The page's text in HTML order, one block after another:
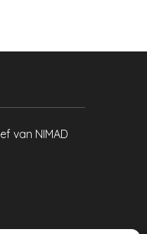
van NIMAD